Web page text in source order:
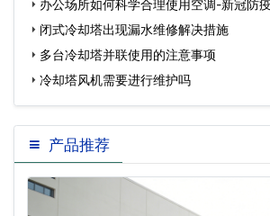
办公场所如何科学合理使用空调-新冠防
闭式冷却塔出现漏水维修解决措施
多台冷却塔并联使用的注意事项
冷却塔风机需要进行维护吗
产品推荐